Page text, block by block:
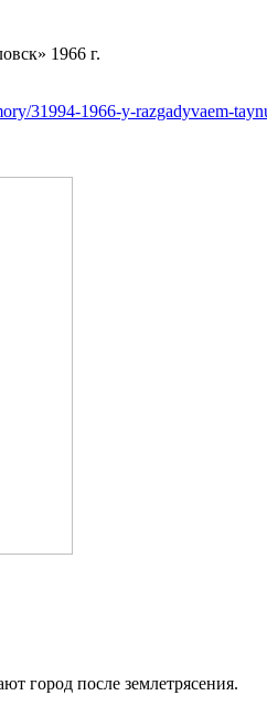
1966 г.
31994-1966-y-razgadyvaem-
город после землетрясения.